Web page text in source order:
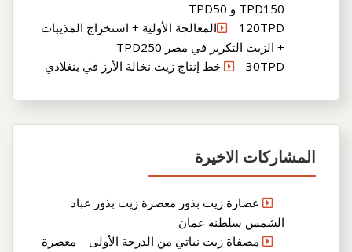
TPD150 و TPD50
120TPDالمعالجة الأولية + استخراج المذيبات
+ الزيت التكرير في مصر TPD250
30TPD خط إنتاج زيت نخالة الأرز في بنغلادي
المشاركات الاخيرة
عصارة زيت بذور معصرة زيت بذور عباد
الشمس سلطنة عمان
مصفاة زيت نباتي من الدرجة الأولى – معصرة